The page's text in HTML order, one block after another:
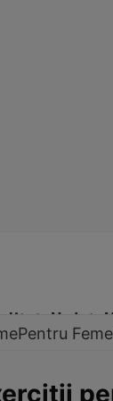
Vedete
Pentru